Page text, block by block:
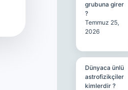
grubuna girer
?
Temmuz 25,
2026
Dünyaca ünlü
astrofizikçiler
kimlerdir ?